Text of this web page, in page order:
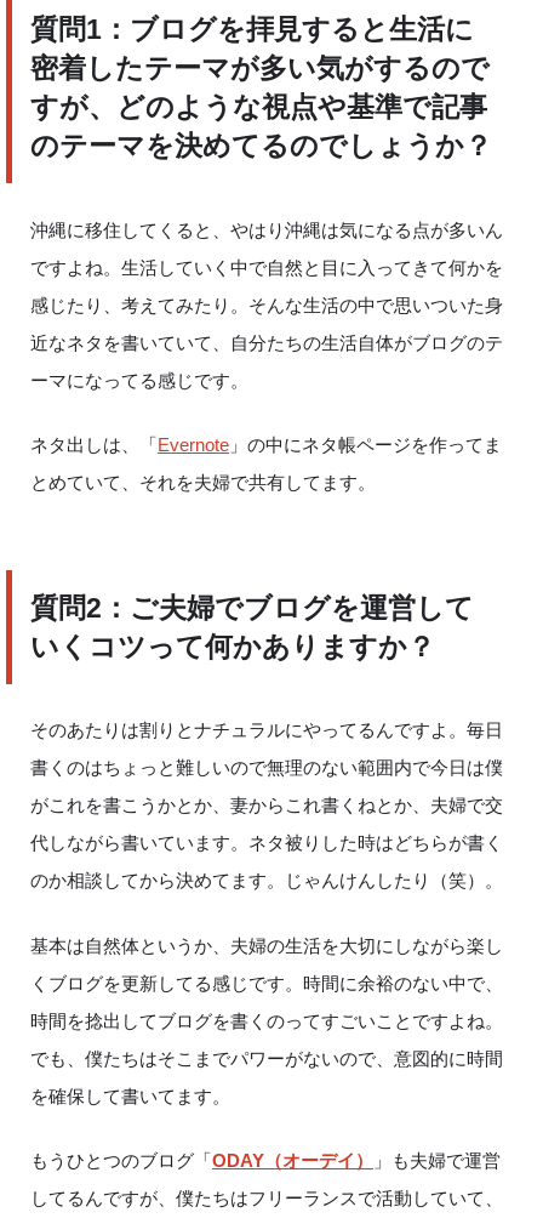
質問1 ：ブログを拝見すると生活に
密着したテーマが多い気がするので
すが、どのような視点や基準で記事
のテーマを決めてるのでしょうか？
沖縄に移住してくると、やはり沖縄は気になる点が多いん
ですよね。生活していく中で自然と目に入ってきて何かを
感じたり、考えてみたり。そんな生活の中で思いついた身
近なネタを書いていて、自分たちの生活自体がブログのテ
ーマになってる感じです。
ネタ出しは、「Evernote 」の中にネタ帳ページを作ってま
とめていて、それを夫婦で共有してます。
質問2：ご夫婦でブログを運営して
いくコツって何かありますか？
そのあたりは割りとナチュラルにやってるんですよ。毎日
書くのはちょっと難しいので無理のない範囲内で今日は僕
がこれを書こうかとか、妻からこれ書くねとか、夫婦で交
代しながら書いています。ネタ被りした時はどちらが書く
のか相談してから決めてます。じゃんけんしたり（笑）。
基本は自然体というか、夫婦の生活を大切にしながら楽し
くブログを更新してる感じです。時間に余裕のない中で、
時間を捻出してブログを書くのってすごいことですよね。
でも、僕たちはそこまでパワーがないので、意図的に時間
を確保して書いてます。
もうひとつのブログ「ODAY（オーデイ）
」も夫婦で運営
してるんですが、僕たちはフリーランスで活動していて、